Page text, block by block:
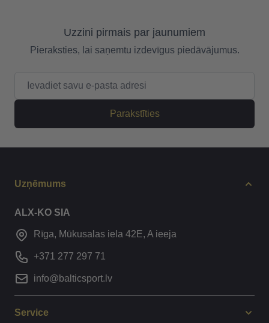
Uzzini pirmais par jaunumiem
Pieraksties, lai saņemtu izdevīgus piedāvājumus.
Parakstīties
Uzņēmums
ALX-KO SIA
Rīga, Mūkusalas iela 42E, A ieeja
+371 277 297 71
info@balticsport.lv
Service